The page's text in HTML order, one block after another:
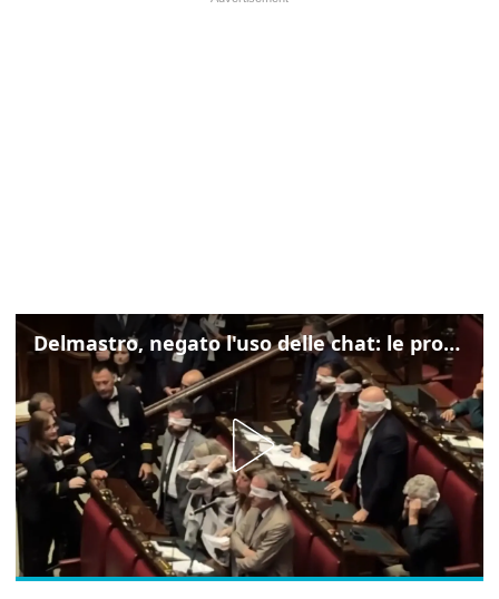
Delmastro, negato l'uso delle chat: le proteste di Avs e M5s